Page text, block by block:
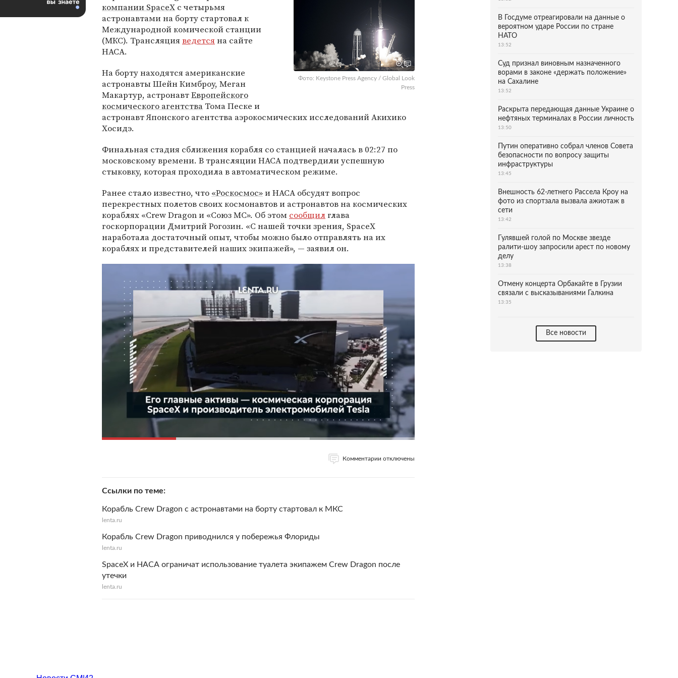
Фото: Keystone Press Agency / Global Look
Press
компании SpaceX с четырьмя
астронавтами на борту стартовал к
Международной комической станции
(МКС). Трансляцияведетсяна сайте
НАСА.
На борту находятся американские
астронавты Шейн Кимброу, Меган
Макартур, астронавтЕвропейского
космического агентства Тома Песке и
астронавт Японского агентства аэрокосмических исследований Акихико
Хосидэ.
Финальная стадия сближения корабля со станцией началась в 02:27 по
московскому времени. В трансляции НАСА подтвердили успешную
стыковку, которая проходила в автоматическом режиме.
Ранее стало известно, что «Роскосмос»и НАСА обсудят вопрос
перекрестных полетов своих космонавтов и астронавтов на космических
кораблях «Crew Dragon и «Союз МС». Об этом сообщилглава
госкорпорации Дмитрий Рогозин. «С нашей точки зрения, SpaceX
наработала достаточный опыт, чтобы можно было отправлять на их
кораблях и представителей наших экипажей», — заявил он.
Комментарии отключены
Ссылки по теме
Корабль Crew Dragon с астронавтами на борту стартовал к МКС
lenta.ru
Корабль Crew Dragon приводнился у побережья Флориды
lenta.ru
SpaceX и НАСА ограничат использование туалета экипажем Crew Dragon после
утечки
lenta.ru
В Госдуме отреагировали на данные о
вероятном ударе России по стране
НАТО
13:52
Суд признал виновным назначенного
ворами в законе «держать положение»
на Сахалине
13:52
Раскрыта передающая данные Украине о
нефтяных терминалах в России личность
13:50
Путин оперативно собрал членов Совета
безопасности по вопросу защиты
инфраструктуры
13:45
Внешность 62-летнего Рассела Кроу на
фото из спортзала вызвала ажиотаж в
сети
13:42
Гулявшей голой по Москве звезде
ралити-шоу запросили арест по новому
делу
13:38
Отмену концерта Орбакайте в Грузии
связали с высказываниями Галкина
13:35
Все новости